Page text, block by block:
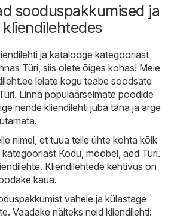
sooduspakkumised ja
ja katalooge kategooriast
Türi, siis olete õiges kohas! Meie
leiate kogu teabe soodsate
Linna populaarseimate poodide
nende kliendilehti juba täna ja ärge
nimel, et tuua teile ühte kohta kõik
Kodu, mööbel, aed Türi.
Kliendilehtede kehtivus on
kaua.
vahele ja külastage
Vaadake näiteks neid kliendilehti: